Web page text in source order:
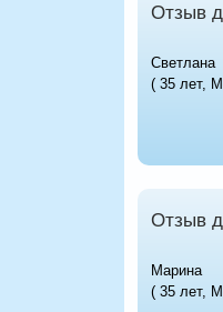
Отзыв
Светлана
( 35 лет,
Отзыв
Марина
( 35 лет,